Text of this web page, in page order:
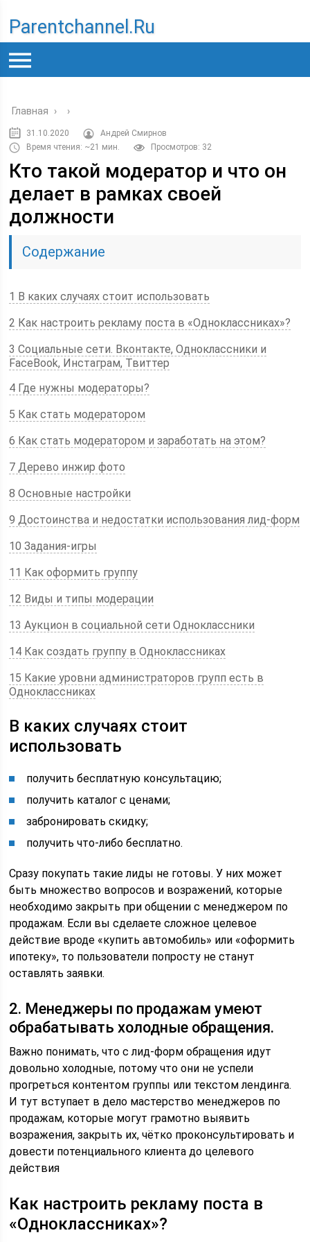
Parentchannel.ru
Главная › ›
31.10.2020
Андрей Смирнов
Время чтения: ~21 мин.
Просмотров: 32
Кто такой модератор и что он
делает в рамках своей
должности
Содержание
1 В каких случаях стоит использовать
2 Как настроить рекламу поста в «Одноклассниках»?
3 Социальные сети. Вконтакте, Одноклассники и
FaceBook, Инстаграм, Твиттер
4 Где нужны модераторы?
5 Как стать модератором
6 Как стать модератором и заработать на этом?
7 Дерево инжир фото
8 Основные настройки
9 Достоинства и недостатки использования лид-форм
10 Задания-игры
11 Как оформить группу
12 Виды и типы модерации
13 Аукцион в социальной сети Одноклассники
14 Как создать группу в Одноклассниках
15 Какие уровни администраторов групп есть в
Одноклассниках
В каких случаях стоит
использовать
получить бесплатную консультацию;
получить каталог с ценами;
забронировать скидку;
получить что-либо бесплатно.
Сразу покупать такие лиды не готовы. У них может
быть множество вопросов и возражений, которые
необходимо закрыть при общении с менеджером по
продажам. Если вы сделаете сложное целевое
действие вроде «купить автомобиль» или «оформить
ипотеку», то пользователи попросту не станут
оставлять заявки.
2. Менеджеры по продажам умеют
обрабатывать холодные обращения.
Важно понимать, что с лид-форм обращения идут
довольно холодные, потому что они не успели
прогреться контентом группы или текстом лендинга.
И тут вступает в дело мастерство менеджеров по
продажам, которые могут грамотно выявить
возражения, закрыть их, чётко проконсультировать и
довести потенциального клиента до целевого
действия
Как настроить рекламу поста в
«Одноклассниках»?